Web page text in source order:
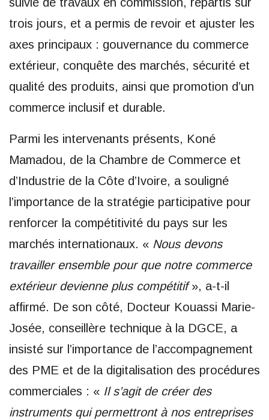
trois jours, et a permis de revoir et ajuster les
axes principaux : gouvernance du commerce
extérieur, conquête des marchés, sécurité et
qualité des produits, ainsi que promotion d’un
commerce inclusif et durable.
Parmi les intervenants présents, Koné
Mamadou, de la Chambre de Commerce et
d’Industrie de la Côte d’Ivoire, a souligné
l’importance de la stratégie participative pour
renforcer la compétitivité du pays sur les
marchés internationaux. « Nous devons
travailler ensemble pour que notre commerce
extérieur devienne plus compétitif», a-t-il
affirmé. De son côté, Docteur Kouassi Marie-
Josée, conseillère technique à la DGCE, a
insisté sur l’importance de l’accompagnement
des PME et de la digitalisation des procédures
commerciales : « Il s’agit de créer des
instruments qui permettront à nos entreprises